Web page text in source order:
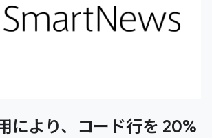
により、コード行を 20%